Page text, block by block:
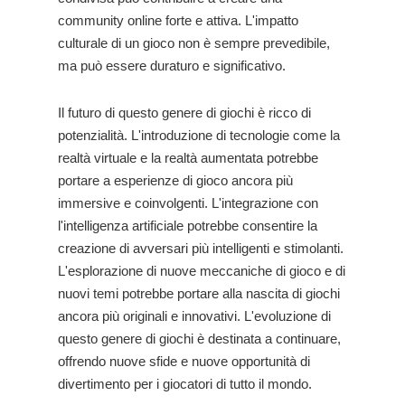
community online forte e attiva. L'impatto
culturale di un gioco non è sempre prevedibile,
ma può essere duraturo e significativo.
Il futuro di questo genere di giochi è ricco di
potenzialità. L'introduzione di tecnologie come la
realtà virtuale e la realtà aumentata potrebbe
portare a esperienze di gioco ancora più
immersive e coinvolgenti. L'integrazione con
l'intelligenza artificiale potrebbe consentire la
creazione di avversari più intelligenti e stimolanti.
L'esplorazione di nuove meccaniche di gioco e di
nuovi temi potrebbe portare alla nascita di giochi
ancora più originali e innovativi. L'evoluzione di
questo genere di giochi è destinata a continuare,
offrendo nuove sfide e nuove opportunità di
divertimento per i giocatori di tutto il mondo.